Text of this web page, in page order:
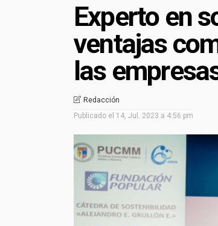
Experto en
ventajas
las
Redacción
Publicado el 14, Jul. 2023 a 4:56 pm